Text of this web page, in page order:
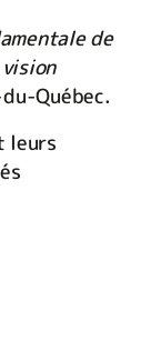
de
Québec.
leurs